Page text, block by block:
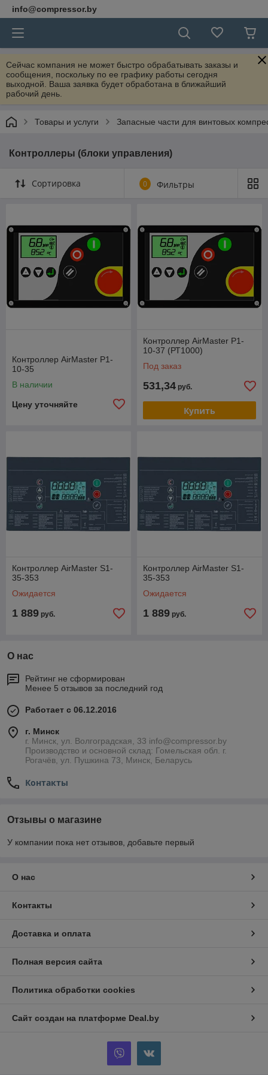
info@compressor.by
Сейчас компания не может быстро обрабатывать заказы и
сообщения, поскольку по ее графику работы сегодня
выходной. Ваша заявка будет обработана в ближайший
рабочий день.
Товары и услуги Запасные части для винтовых
Контроллеры (блоки управления)
Сортировка 0 Фильтры
Контроллер AirMaster P1-
10-35
В наличии
Цену уточняйте
Контроллер AirMaster P1-
10-37 (РТ1000)
Под заказ
531,34 руб.
Купить
Контроллер AirMaster S1-
35-353
Ожидается
1 889 руб.
Контроллер AirMaster S1-
35-353
Ожидается
1 889 руб.
О нас
Рейтинг не сформирован
Менее 5 отзывов за последний год
Работает с 06.12.2016
г. Минск
г. Минск, ул. Волгоградская, 33 info@compressor.by
Производство и основной склад: Гомельская обл. г.
Рогачёв, ул. Пушкина 73, Минск, Беларусь
Контакты
Отзывы о магазине
У компании пока нет отзывов, добавьте первый
О нас
Контакты
Доставка и оплата
Полная версия сайта
Политика обработки cookies
Сайт создан на платформе Deal.by